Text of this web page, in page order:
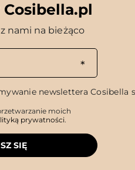
nami na bieżąco
newslettera Cosibella
moich
prywatności.
SIĘ